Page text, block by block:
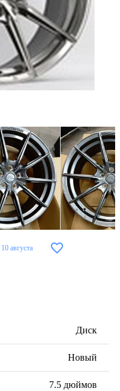
10 августа
Диск
Новый
7.5 дюймов